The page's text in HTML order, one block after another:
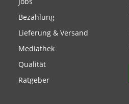
Bezahlung
Lieferung & Versand
Mediathek
Qualität
Ratgeber